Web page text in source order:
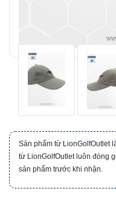
Sản phẩm từ LionGolfOutlet
từ LionGolfOutlet luôn đóng
sản phẩm trước khi nhận.